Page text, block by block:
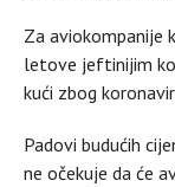
Za aviokompanije
letove jeftinijim
kući zbog
Padovi budućih
ne očekuje da će